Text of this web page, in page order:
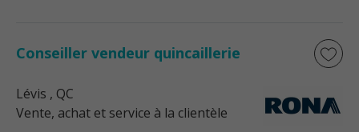
Conseiller vendeur quincaillerie
Lévis , QC
Vente, achat et service à la clientèle